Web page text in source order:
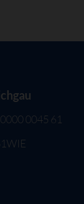
0045 61